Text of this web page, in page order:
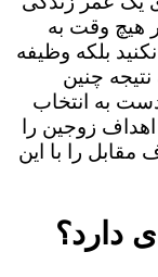
هیچ وقت به
بلکه وظیفه
چنین
به انتخاب
اهداف زوجین را
را با این
دارد؟